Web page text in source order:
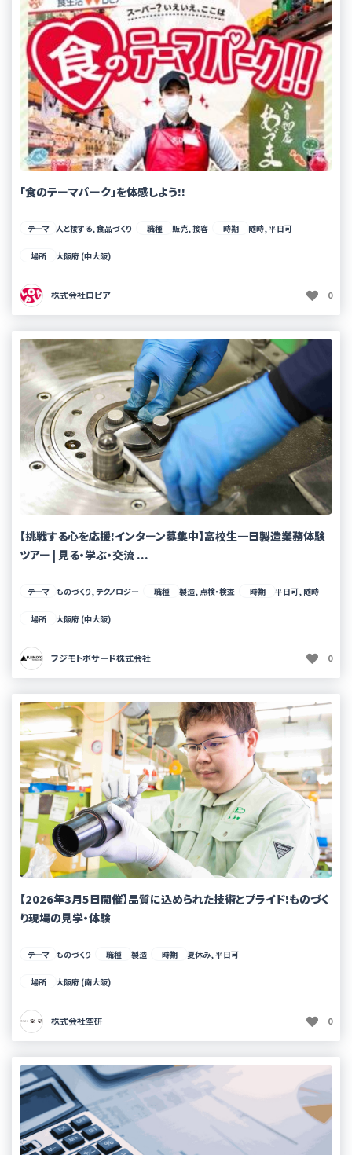
「食のテーマパーク」を体感しよう!!
テーマ 人と接する, 食品づくり 職種 販売, 接客 時期 随時, 平日可
場所 大阪府 (中大阪)
株式会社ロピア 0
【挑戦する心を応援!インターン募集中】高校生一日製造業務体験
ツアー | 見る・学ぶ・交流 ...
テーマ ものづくり, テクノロジー 職種 製造, 点検・検査 時期 平日可, 随時
場所 大阪府 (中大阪)
フジモトボサード株式会社 0
【2026年3月5日開催】品質に込められた技術とプライド!ものづく
り現場の見学・体験
テーマ ものづくり 職種 製造 時期 夏休み, 平日可
場所 大阪府 (南大阪)
株式会社空研 0